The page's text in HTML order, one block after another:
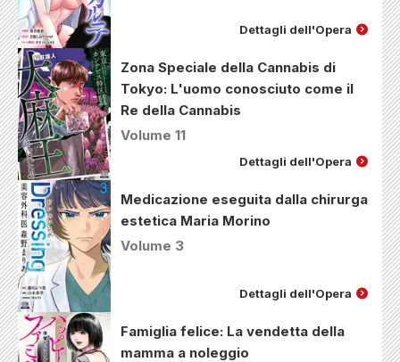
Dettagli dell'Opera
Zona Speciale della Cannabis di
Tokyo: L'uomo conosciuto come il
Re della Cannabis
Volume 11
Dettagli dell'Opera
Medicazione eseguita dalla chirurga
estetica Maria Morino
Volume 3
Dettagli dell'Opera
Famiglia felice: La vendetta della
mamma a noleggio